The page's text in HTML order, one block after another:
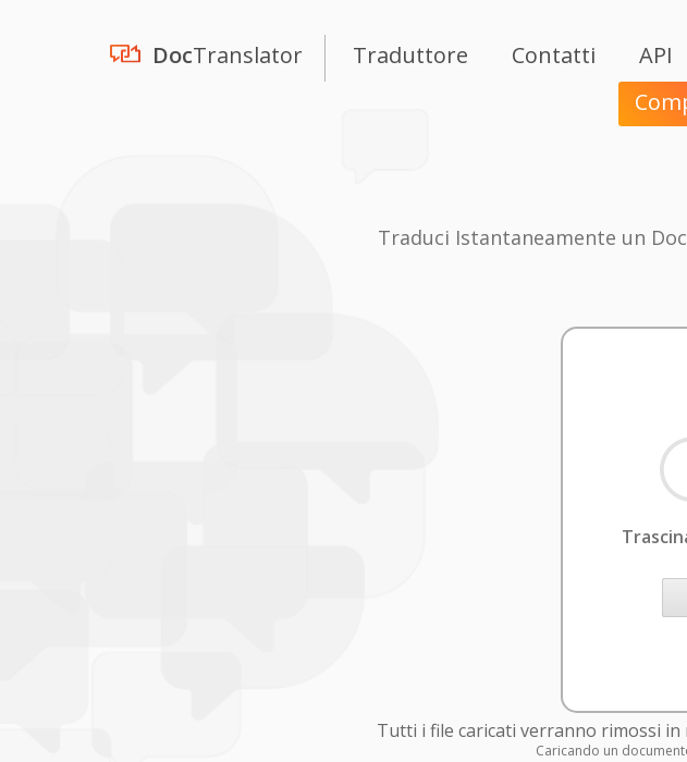
DocTranslator Traduttore Contatti API
Traduci Istantaneamente un
Tutti i file caricati verranno rimossi
Caricando un